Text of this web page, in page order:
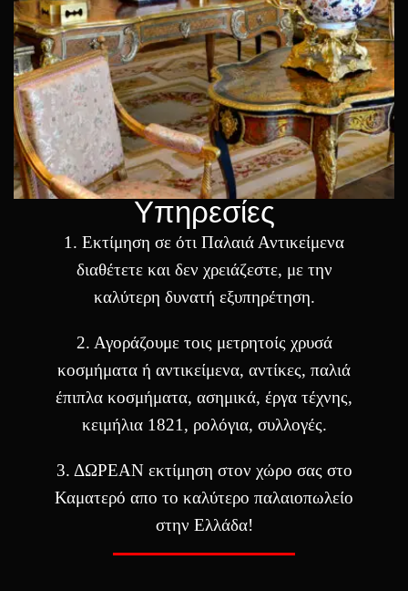
Υπηρεσίες
1. Eκτίμηση σε ότι Παλαιά Αντικείμενα
διαθέτετε και δεν χρειάζεστε, με την
καλύτερη δυνατή εξυπηρέτηση.
2. Αγοράζουμε τοις μετρητοίς χρυσά
κοσμήματα ή αντικείμενα, αντίκες, παλιά
έπιπλα κοσμήματα, ασημικά, έργα τέχνης,
κειμήλια 1821, ρολόγια, συλλογές.
3. ΔΩΡΕΑΝ εκτίμηση στον χώρο σας στο
Καματερό απο το καλύτερο παλαιοπωλείο
στην Ελλάδα!